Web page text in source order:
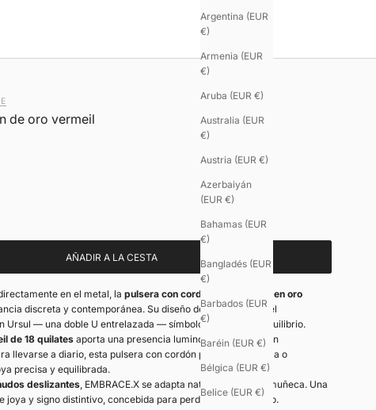
Argentina (EUR
€)
Armenia (EUR
€)
Aruba (EUR €)
Australia (EUR
€)
Austria (EUR €)
Azerbaiyán
(EUR €)
Bahamas (EUR
€)
Bangladés (EUR
€)
Barbados (EUR
€)
Baréin (EUR €)
Bélgica (EUR €)
Belice (EUR €)
de oro vermeil
AÑADIR A LA CESTA
en el metal, la pulsera con cordón EMBRACE.X en oro
discreta y contemporánea. Su diseño depurado realza el
Ursul — una doble U entrelazada — símbolo de vínculo y equilibrio.
de 18 quilatesaporta una presencia luminosa y refinada, sin
llevarse a diario, esta pulsera con cordón puede lucirse sola o
precisa y equilibrada.
deslizantes, EMBRACE.X se adapta naturalmente a la muñeca. Una
joya y signo distintivo, concebida para perdurar en el tiempo.